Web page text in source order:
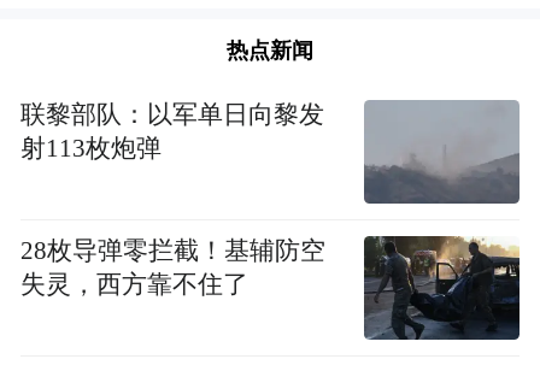
法师看望慰问莲湖区养老服务中心的老人们
热点新闻
联黎部队：以军单日向黎发
射113枚炮弹
28枚导弹零拦截！基辅防空
失灵，西方靠不住了